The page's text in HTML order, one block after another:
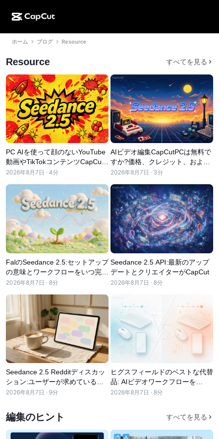
CapCutオンライン
CapCut Pad
CapCutモバイル
Dreamina AI
Pippit AI
AIデザイン
動画スタジオ
AI動画ジェネレーター
AI画像ジェネレーター
AI画像補正ツール
Dreamina Seedance 2.5
Nano Banana Pro
Gemini Omni
テキストとオーディオ
自動キャプション
キャプションテンプレート
音声認識
テキスト読み上げ
カスタム音声
声を加工
ノイズ軽減
AIツール
動画エディター＆ジェネレーター
画像エディター＆ジェネレーター
音声ジェネレーター＆エディター
その他
ユースケース
ソーシャルメディア
マーケティング
ライフスタイル＆ブイログ
カスタムデザイン
その他
リソース
ハウツーガイド
マーケットトレンド
ピックアップ
テンプレートのトレンドとヒント
その他
ホリデーのテンプレート
その他
カレンダーのテンプレート
アニバーサリーのテンプレート
エフェクトのテンプレート
ビジネスのテンプレート
産業のテンプレート
振り返りのテンプレート
コミュニティ
取り組み
アフィリエイト
パイオニアプログラム
クリエイティブパートナープログラム
CapCutクリエイティブキャンパス
ヘルプ
トラストセンター
ヘルプセンター
ニュースルーム
CapCutの利用規約について
Dreamina Seedance 2.0 Launch
ホーム ブログ Resource
Resource すべてを見る
PC AIを使って顔のないYouTube
動画やTikTokコンテンツCapCut
作成する方法
2026年8月7日 · 4分
AIビデオ編集CapCutPCは無料で
すか?価格、クレジット、および
発売割引の説明
2026年8月7日 · 3分
FalのSeedance 2.5:セットアップ
の意味とワークフローをいつ完了
するCapCut
2026年8月7日 · 8分
Seedance 2.5 API:最新のアップ
デートとクリエイターがCapCut
2026年8月7日 · 8分
Seedance 2.5 Redditディスカッ
ション:ユーザーが求めているこ
ととCapCutがワークフローに適
2026年8月7日 · 9分
ヒグスフィールドのベストな代替
品: AIビデオワークフローを
CapCut
2026年8月7日 · 8分
編集のヒント すべてを見る